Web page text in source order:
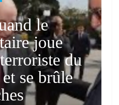
le
joue
du
se brûle